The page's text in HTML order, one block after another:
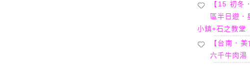
【15 初冬
區半日遊．
小鎮+石之教堂
【台南．
六千牛肉湯